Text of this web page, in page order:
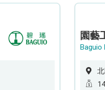
園藝
Baguio